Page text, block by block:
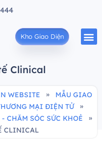
Kho Giao Diện
Clinical
WEBSITE »
MẪU GIAO
MẠI ĐIỆN TỬ
»
CHĂM SÓC SỨC KHOẺ
»
CLINICAL